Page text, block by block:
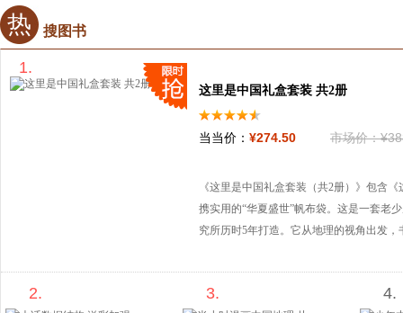
热 搜图书
1.
这里是中国礼盒套装 共2册
当当价： ¥274.50 市场价：¥
《这里是中国礼盒套装（共2册）》包含
携实用的“华夏盛世”帆布袋。这是一套老
究所历时5年打造。它从地理的视角出发
书以广阔的地理视角和宏大的时间尺度，
觉盛宴的同时，了解中国的过去、现在，
2. 3. 4.